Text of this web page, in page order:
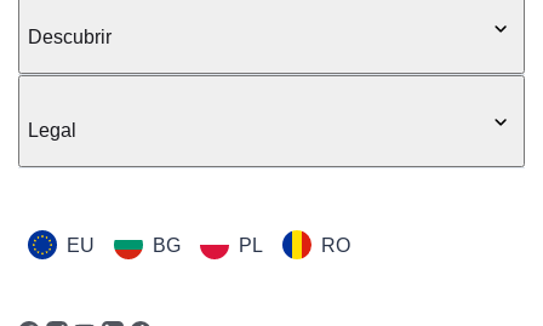
Descubrir
Legal
EU BG PL RO